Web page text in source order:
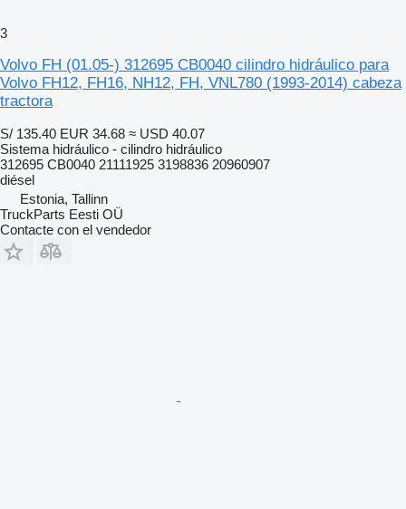
3
Volvo FH (01.05-) 312695 CB0040 cilindro hidráulico para
Volvo FH12, FH16, NH12, FH, VNL780 (1993-2014) cabeza
tractora
S/ 135.40 EUR 34.68 ≈ USD 40.07
Sistema hidráulico - cilindro hidráulico
312695 CB0040 21111925 3198836 20960907
diésel
Estonia, Tallinn
TruckParts Eesti OÜ
Contacte con el vendedor